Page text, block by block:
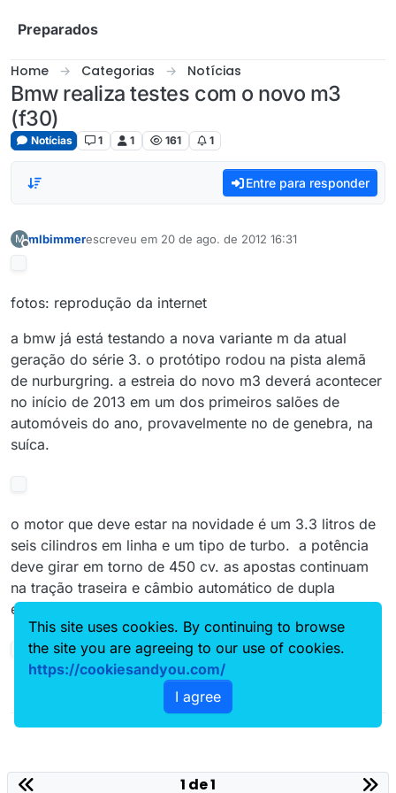
Preparados
Home Categorias Notícias
Bmw realiza testes com o novo m3
(f30)
Notícias 1 1 161 1
Entre para responder
M mlbimmerescreveu em 20 de ago. de 2012 16:31
última edição por
fotos: reprodução da internet
a bmw já está testando a nova variante m da atual
geração do série 3. o protótipo rodou na pista alemã
de nurburgring. a estreia do novo m3 deverá acontecer
no início de 2013 em um dos primeiros salões de
automóveis do ano, provavelmente no de genebra, na
suíca.
o motor que deve estar na novidade é um 3.3 litros de
seis cilindros em linha e um tipo de turbo. a potência
deve girar em torno de 450 cv. as apostas continuam
na tração traseira e câmbio automático de dupla
embreagem.
1 de 1
This site uses cookies. By continuing to browse
the site you are agreeing to our use of cookies.
https://cookiesandyou.com/
I agree